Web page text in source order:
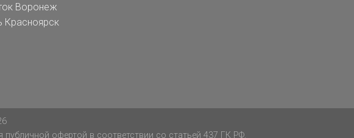
Воронеж
Красноярск
офертой в соответствии со статьей 437 ГК РФ.